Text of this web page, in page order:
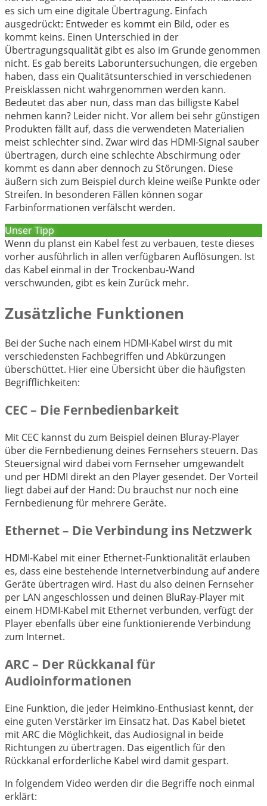
es sich um eine digitale Übertragung. Einfach
ausgedrückt: Entweder es kommt ein Bild, oder es
kommt keins. Einen Unterschied in der
Übertragungsqualität gibt es also im Grunde genommen
nicht. Es gab bereits Laboruntersuchungen, die ergeben
haben, dass ein Qualitätsunterschied in verschiedenen
Preisklassen nicht wahrgenommen werden kann.
Bedeutet das aber nun, dass man das billigste Kabel
nehmen kann? Leider nicht. Vor allem bei sehr günstigen
Produkten fällt auf, dass die verwendeten Materialien
meist schlechter sind. Zwar wird das HDMI-Signal sauber
übertragen, durch eine schlechte Abschirmung oder
kommt es dann aber dennoch zu Störungen. Diese
äußern sich zum Beispiel durch kleine weiße Punkte oder
Streifen. In besonderen Fällen können sogar
Farbinformationen verfälscht werden.
Unser Tipp
Wenn du planst ein Kabel fest zu verbauen, teste dieses
vorher ausführlich in allen verfügbaren Auflösungen. Ist
das Kabel einmal in der Trockenbau-Wand
verschwunden, gibt es kein Zurück mehr.
Zusätzliche Funktionen
Bei der Suche nach einem HDMI-Kabel wirst du mit
verschiedensten Fachbegriffen und Abkürzungen
überschüttet. Hier eine Übersicht über die häufigsten
Begrifflichkeiten:
CEC – Die Fernbedienbarkeit
Mit CEC kannst du zum Beispiel deinen Bluray-Player
über die Fernbedienung deines Fernsehers steuern. Das
Steuersignal wird dabei vom Fernseher umgewandelt
und per HDMI direkt an den Player gesendet. Der Vorteil
liegt dabei auf der Hand: Du brauchst nur noch eine
Fernbedienung für mehrere Geräte.
Ethernet – Die Verbindung ins Netzwerk
HDMI-Kabel mit einer Ethernet-Funktionalität erlauben
es, dass eine bestehende Internetverbindung auf andere
Geräte übertragen wird. Hast du also deinen Fernseher
per LAN angeschlossen und deinen BluRay-Player mit
einem HDMI-Kabel mit Ethernet verbunden, verfügt der
Player ebenfalls über eine funktionierende Verbindung
zum Internet.
ARC – Der Rückkanal für
Audioinformationen
Eine Funktion, die jeder Heimkino-Enthusiast kennt, der
eine guten Verstärker im Einsatz hat. Das Kabel bietet
mit ARC die Möglichkeit, das Audiosignal in beide
Richtungen zu übertragen. Das eigentlich für den
Rückkanal erforderliche Kabel wird damit gespart.
In folgendem Video werden dir die Begriffe noch einmal
erklärt: